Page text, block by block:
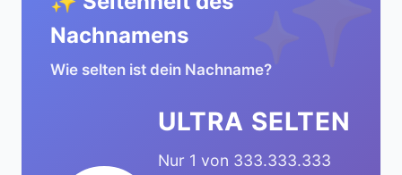
Nachnamens
Wie selten ist dein Nachname?
ULTRA SELTEN
Nur 1 von 333.333.333